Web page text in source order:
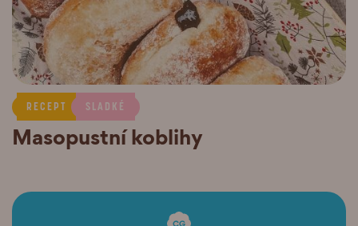
RECEPT SLADKÉ
Masopustní koblihy